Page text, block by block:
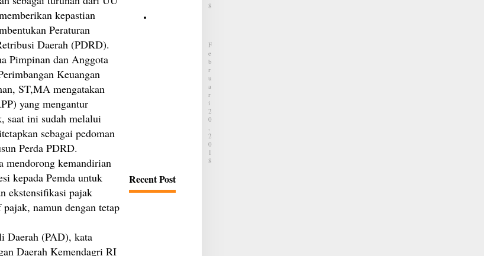
kepastian
Peraturan
Daerah (PDRD).
Pimpinan dan Anggota
Keuangan
ST,MA mengatakan
yang mengantur
saat ini sudah melalui
sebagai pedoman
Perda PDRD.
mendorong kemandirian
kepada Pemda untuk
ekstensifikasi pajak
namun dengan tetap
Daerah (PAD), kata
Daerah Kemendagri RI
p
a
g
D
i
t
a
k
u
t
i
a
i
h
a
8
i
h
a
t
s
u
S
a
n
t
a
i
P
e
n
F
E
B
R
U
A
R
I
2
0
2
0
1
8
Recent Post